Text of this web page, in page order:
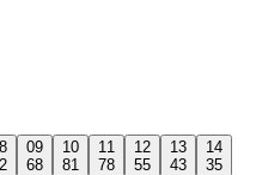
09
68
10
81
11
78
12
55
13
43
14
35